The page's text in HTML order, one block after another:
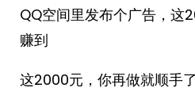
QQ空间里发布个广告，这
赚到
这2000元，你再做就顺手了